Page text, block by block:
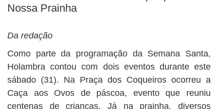
Nossa Prainha
Da redação
Como parte da programação da Semana Santa,
Holambra contou com dois eventos durante este
sábado (31). Na Praça dos Coqueiros ocorreu a
Caça aos Ovos de páscoa, evento que reuniu
centenas de crianças. Já na prainha, diversos